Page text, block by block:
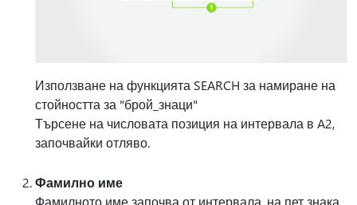
Използване на функцията SEARCH за намиране на
стойността за "брой_знаци"
Търсене на числовата позиция на интервала в A2,
започвайки отляво.
Фамилно име